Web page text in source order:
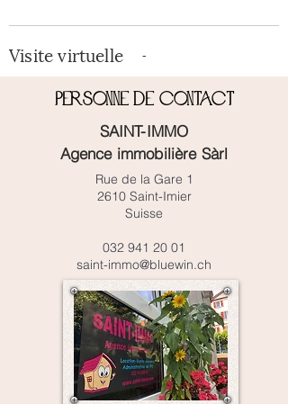
-
Visite virtuelle
Personne de contact
SAINT-IMMO
Agence immobilière Sàrl
Rue de la Gare 1
2610 Saint-Imier
Suisse
032 941 20 01
saint-immo@bluewin.ch